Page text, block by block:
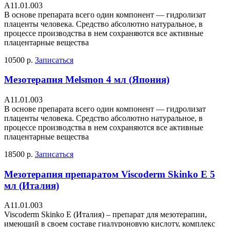
А11.01.003
В основе препарата всего один компонент — гидролизат
плаценты человека. Средство абсолютно натуральное, в
процессе производства в нем сохраняются все активные
плацентарные вещества
10500 р. Записаться
Мезотерапия Melsmon 4 мл (Япония)
А11.01.003
В основе препарата всего один компонент — гидролизат
плаценты человека. Средство абсолютно натуральное, в
процессе производства в нем сохраняются все активные
плацентарные вещества
18500 р. Записаться
Мезотерапия препаратом Viscoderm Skinko E 5
мл (Италия)
А11.01.003
Viscoderm Skinko Е (Италия) – препарат для мезотерапии,
имеющий в своем составе гиалуроновую кислоту, комплекс